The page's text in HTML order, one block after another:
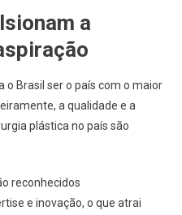
a
Brasil ser o país com o maior
a qualidade e a
plástica no país são
reconhecidos
e inovação, o que atrai